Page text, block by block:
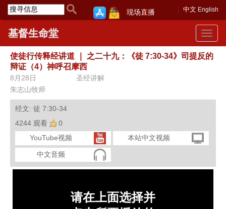
中文 English
现场直播
Toggle
基督生命堂
使徒行传释经讲道
之二十九：《徒 7:30-34》司提反的
辩证（4）神呼召摩西
8月28日
圣经讲解
朱志山牧师
经文: 徒 7:30-34
4244 观看
0
YouTube视频
本站中文视频
中文音频